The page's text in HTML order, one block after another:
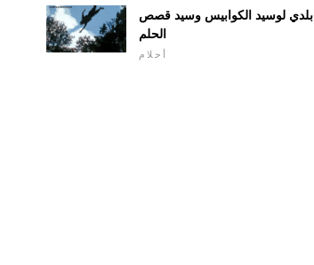
بلدي لوسيد الكوابيس وسيد قصص
الحلم
أحلام